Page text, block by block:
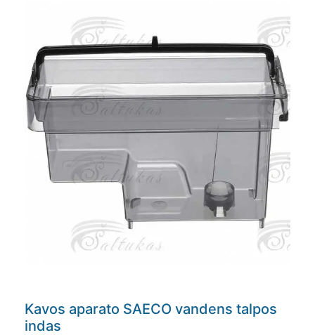
Kavos aparato SAECO vandens talpos
indas